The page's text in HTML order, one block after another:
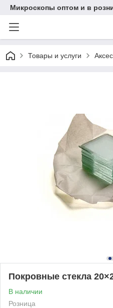
Микроскопы оптом и в
Товары и услуги
Покровные стекла
В наличии
Розница